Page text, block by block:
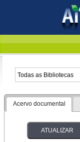
Acervo documental